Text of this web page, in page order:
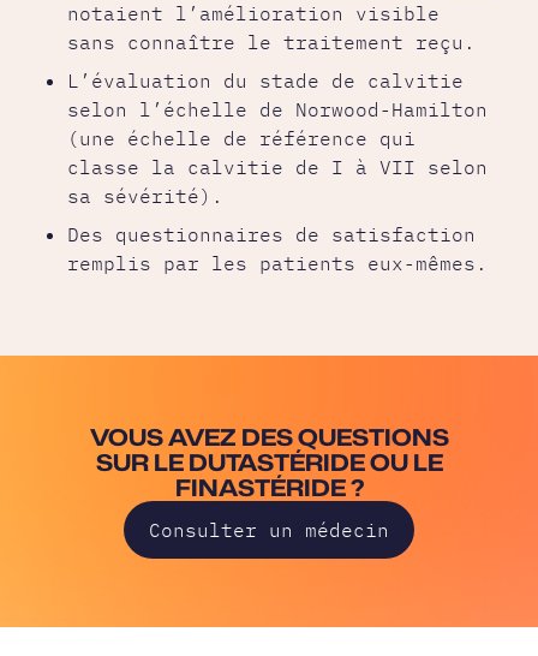
notaient l’amélioration visible
sans connaître le traitement reçu.
L’évaluation du stade de calvitie
selon l’échelle de Norwood-Hamilton
(une échelle de référence qui
classe la calvitie de I à VII selon
sa sévérité).
Des questionnaires de satisfaction
remplis par les patients eux-mêmes.
VOUS AVEZ DES QUESTIONS
SUR LE DUTASTÉRIDE OU LE
FINASTÉRIDE ?
Consulter un médecin